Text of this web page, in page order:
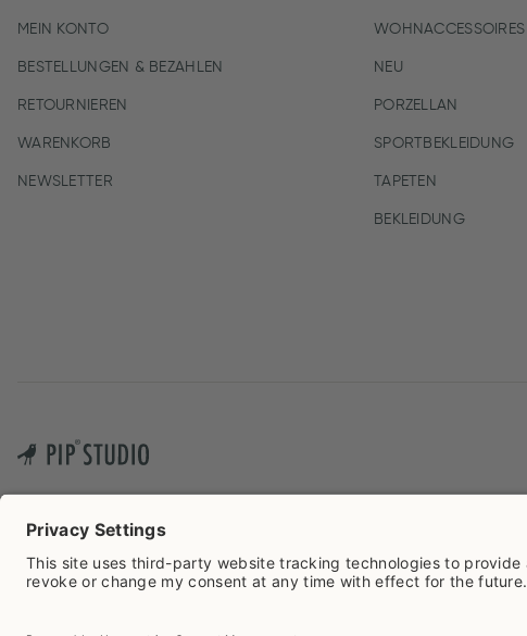
MEIN KONTO
BESTELLUNGEN & BEZAHLEN
RETOURNIEREN
WARENKORB
NEWSLETTER
WOHNACCESSOIRES
NEU
PORZELLAN
SPORTBEKLEIDUNG
TAPETEN
BEKLEIDUNG